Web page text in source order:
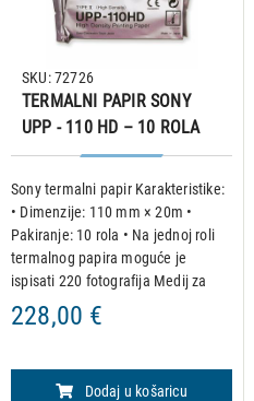
TERMALNI PAPIR SONY
UPP - 110 HD – 10 ROLA
Sony termalni papir Karakteristike:
• Dimenzije: 110 mm × 20m •
Pakiranje: 10 rola • Na jednoj roli
termalnog papira moguće je
ispisati 220 fotografija Medij za
ispis visoke gustoće širine A6 (tip
II) za upotrebu u pisačima: • UP-
SKU: 72726
228,00 €
Dodaj u košaricu